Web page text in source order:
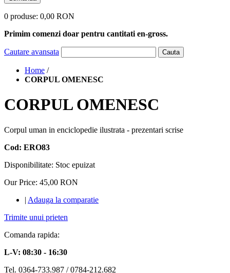
0 produse: 0,00 RON
Primim comenzi doar pentru cantitati en-gross.
Cautare avansata Cauta
Home /
CORPUL OMENESC
CORPUL OMENESC
Corpul uman in enciclopedie ilustrata - prezentari scrise
Cod: ERO83
Disponibilitate: Stoc epuizat
Our Price: 45,00 RON
| Adauga la comparatie
Trimite unui prieten
Comanda rapida:
L-V: 08:30 - 16:30
Tel. 0364-733.987 / 0784-212.682